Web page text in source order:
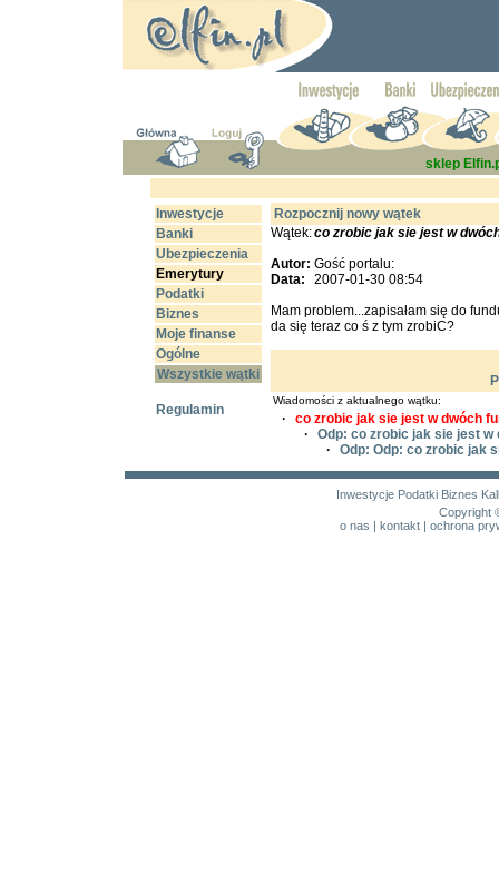
sklep
Inwestycje
Banki
Ubezpieczenia
Emerytury
Podatki
Biznes
Moje finanse
Ogólne
Wszystkie wątki
Regulamin
Rozpocznij nowy wątek
Wątek:co zrobic jak sie jest w
Autor: Gość portalu:
Data:
2007-01-30 08:54
Mam problem...zapisałam się do
da się teraz co ś z tym zrobiC?
Wiadomości z aktualnego wątku:
·
co zrobic jak sie jest w dwóch
·
Odp: co zrobic jak sie jest w
·
Odp: Odp: co zrobic jak
Inwestycje Podatki Biznes
Copyright
o nas | kontakt| ochrona